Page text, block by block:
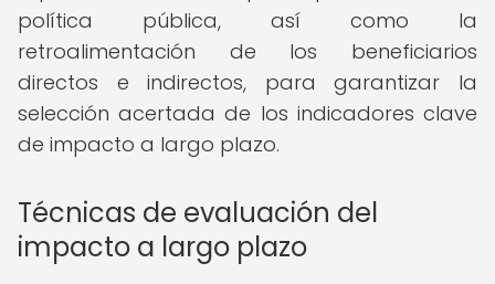
política pública, así como la
retroalimentación de los beneficiarios
directos e indirectos, para garantizar la
selección acertada de los indicadores clave
de impacto a largo plazo.
Técnicas de evaluación del
impacto a largo plazo